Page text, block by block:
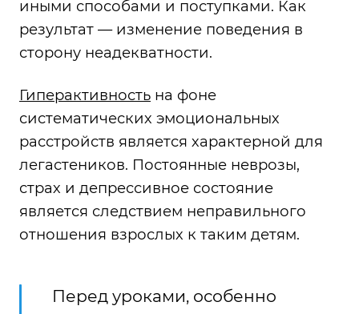
иными способами и поступками. Как
результат — изменение поведения в
сторону неадекватности.
Гиперактивность на фоне
систематических эмоциональных
расстройств является характерной для
легастеников. Постоянные неврозы,
страх и депрессивное состояние
является следствием неправильного
отношения взрослых к таким детям.
Перед уроками, особенно